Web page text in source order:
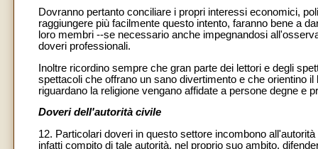
Dovranno pertanto conciliare i propri interessi economici,
raggiungere più facilmente questo intento, faranno bene a
loro membri --se necessario anche impegnandosi
doveri professionali.
Inoltre ricordino sempre che gran parte dei lettori e degli
spettacoli che offrano un sano divertimento e che orientino
riguardano la religione vengano affidate a persone degne e
Doveri dell'autorità civile
12. Particolari doveri in questo settore incombono
infatti compito di tale autorità, nel proprio suo ambito,